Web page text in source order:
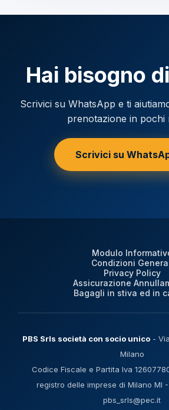
Hai bisogno
Scrivici su WhatsApp e ti
prenotazione in pochi
Scrivici su
Modulo
Condizioni
Privacy Policy
Assicurazione
Bagagli in stiva ed in
PBS Srls società con socio unico -
Milano
Codice Fiscale e Partita Iva
registro delle imprese di Milano MI
pbs_srls@pec.it